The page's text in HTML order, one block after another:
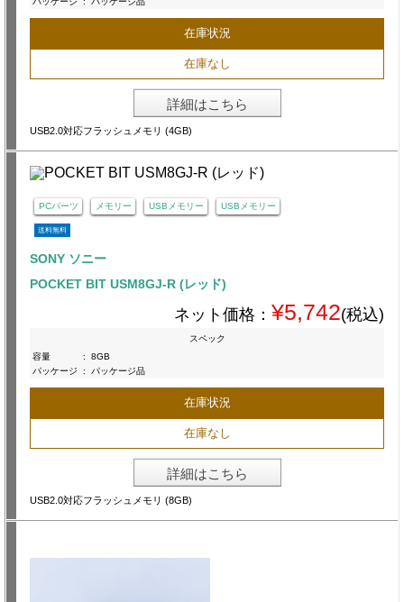
在庫状況
在庫なし
詳細はこちら
USB2.0対応フラッシュメモリ (4GB)
PCパーツ メモリー USBメモリー USBメモリー
送料無料
SONY ソニー
POCKET BIT USM8GJ-R (レッド)
ネット価格： ¥5,742(税込)
スペック
容量
:
8GB
パッケージ
: パッケージ品
在庫状況
在庫なし
詳細はこちら
USB2.0対応フラッシュメモリ (8GB)